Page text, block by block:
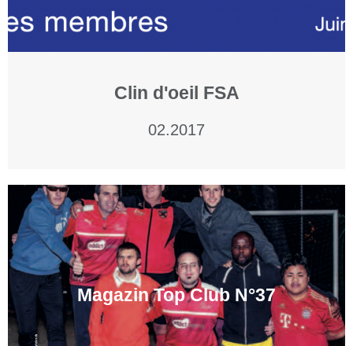
Clin d'oeil FSA
02.2017
Magazin Top Club N°37